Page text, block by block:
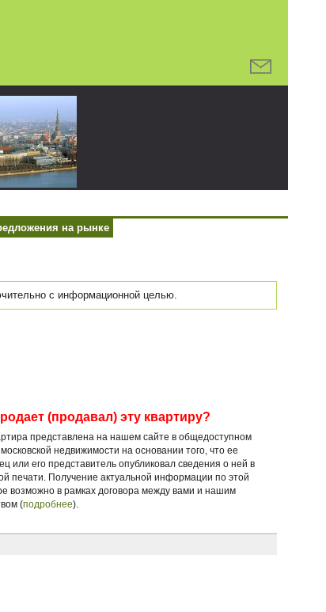
на рынке
с информационной целью.
(продавал) эту квартиру?
представлена на нашем сайте в общедоступном
недвижимости на основании того, что ее
или его представитель опубликовал сведения о ней в
печати. Получение актуальной информации по этой
возможно в рамках договора между вами и нашим
(подробнее).